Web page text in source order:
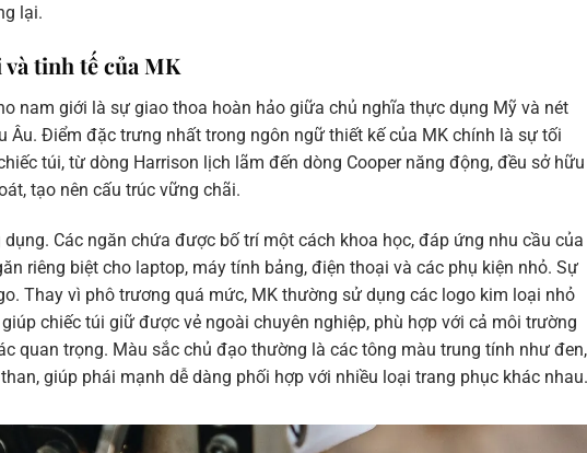
lại.
tinh tế của MK
nam giới là sự giao thoa hoàn hảo giữa chủ nghĩa thực dụng Mỹ và nét
Âu. Điểm đặc trưng nhất trong ngôn ngữ thiết kế của MK chính là sự tối
túi, từ dòng Harrison lịch lãm đến dòng Cooper năng động, đều sở hữu
tạo nên cấu trúc vững chãi.
Các ngăn chứa được bố trí một cách khoa học, đáp ứng nhu cầu của
riêng biệt cho laptop, máy tính bảng, điện thoại và các phụ kiện nhỏ. Sự
Thay vì phô trương quá mức, MK thường sử dụng các logo kim loại nhỏ
chiếc túi giữ được vẻ ngoài chuyên nghiệp, phù hợp với cả môi trường
quan trọng. Màu sắc chủ đạo thường là các tông màu trung tính như đen,
giúp phái mạnh dễ dàng phối hợp với nhiều loại trang phục khác nhau.